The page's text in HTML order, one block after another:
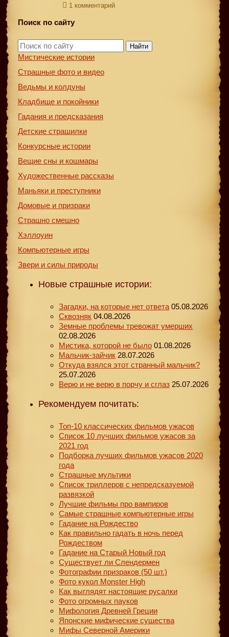
1 комментарий
Поиск по сайту
Найти
Мистические истории
Страшные фото и видео
Ведьмы и колдуны
Кладбище и покойники
Гадания и предсказания
Детские страшилки
Конкурсные истории
Вещие сны и кошмары
Художественные рассказы
Маньяки и преступники
Домовые и призраки
Страшно смешно
Хэллоуин
Компьютерные игры
Звери и силы природы
Новые страшные истории:
Загадки, на которые нет ответа 05.08.2026
Сквозняк 04.08.2026
Земные проблемы тревожат умерших
02.08.2026
Мистика, которой не было 01.08.2026
Мальчик-зайчик 28.07.2026
Откуда взялся этот странный мальчик?
25.07.2026
Верю и не верю в порчу и сглаз 25.07.2026
Рекомендуем почитать:
Топ-10 классических фильмов ужасов
Список 10 лучших фильмов ужасов за
2021 год
Подборка лучших фильмов ужасов 2020
года
Страшные мультики
Список триллеров с непредсказуемой
развязкой
Лучшие фильмы про вампиров
Самые страшные компьютерные игры
Гадание на Рождество
Как правильно гадать в ночь перед
Рождеством
Гадание на Старый Новый год
Существует ли Слендермен
Фотографии призраков (50 шт.)
Фото кукол Monster High
Как выглядят настоящие русалки
Фото огромных пауков
Мифология Древней Греции
Японские мифические существа
Мифы Северной Америки